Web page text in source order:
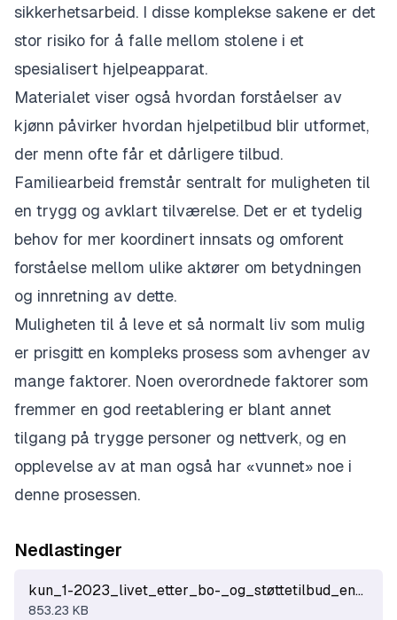
sikkerhetsarbeid. I disse komplekse sakene er det
stor risiko for å falle mellom stolene i et
spesialisert hjelpeapparat.
Materialet viser også hvordan forståelser av
kjønn påvirker hvordan hjelpetilbud blir utformet,
der menn ofte får et dårligere tilbud.
Familiearbeid fremstår sentralt for muligheten til
en trygg og avklart tilværelse. Det er et tydelig
behov for mer koordinert innsats og omforent
forståelse mellom ulike aktører om betydningen
og innretning av dette.
Muligheten til å leve et så normalt liv som mulig
er prisgitt en kompleks prosess som avhenger av
mange faktorer. Noen overordnede faktorer som
fremmer en god reetablering er blant annet
tilgang på trygge personer og nettverk, og en
opplevelse av at man også har «vunnet» noe i
denne prosessen.
Nedlastinger
kun_1-2023_livet_etter_bo-_og_støttetilbud_endelig_rapport.pdf
853.23 KB